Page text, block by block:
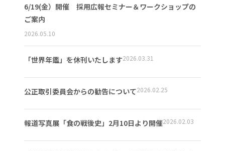
6/19(金）開催 採用広報セミナー＆ワークショップの
ご案内
2026.05.10
「世界年鑑」を休刊いたします2026.03.31
公正取引委員会からの勧告について2026.02.25
報道写真展「食の戦後史」2月10日より開催2026.02.03